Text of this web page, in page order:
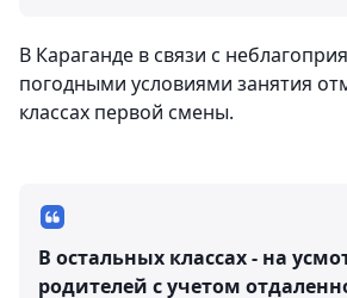
В Караганде в связи с
погодными условиями занятия
классах первой смены.
В остальных классах - на
родителей с учетом